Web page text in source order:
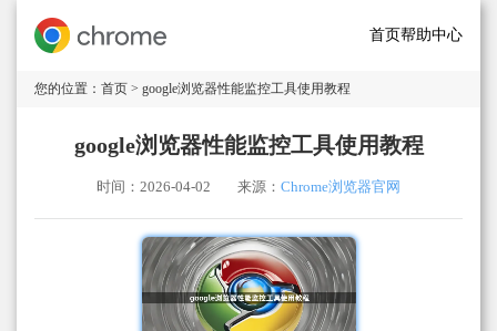
首页帮助中心
您的位置： 首页 > google浏览器性能监控工具使用教程
google浏览器性能监控工具使用教程
时间：2026-04-02 来源： Chrome浏览器官网